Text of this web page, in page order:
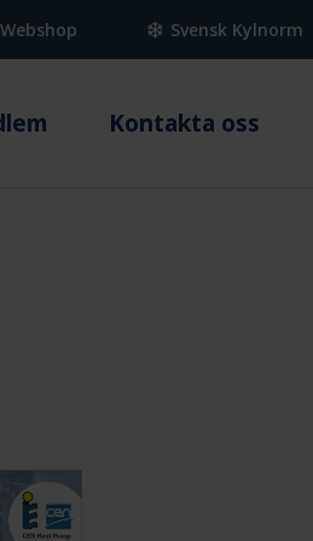
Webshop Svensk Kylnorm
Kontakta oss